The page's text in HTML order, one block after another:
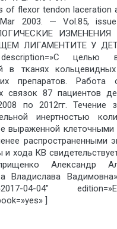
of flexor tendon
2003. — Vol.85,
ЛИГАМЕНТИТЕ У
целью
в тканях
препаратов. Работа
связок 87 пациентов
по 2012гг. Течение
инертностью
выраженной клеточными
распространенными
хода КВ
Александр
Владислава
04-04″
]